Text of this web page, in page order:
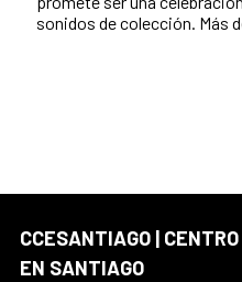
sonidos de colección. Más
CCESANTIAGO |
EN SANTIAGO